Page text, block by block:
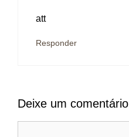
att
Responder
Deixe um comentário